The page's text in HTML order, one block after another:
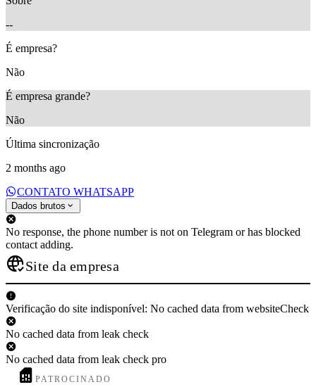
--
É empresa?
Não
É empresa grande?
Não
Última sincronização
2 months ago
CONTATO WHATSAPP
Dados brutos
No response, the phone number is not on Telegram or has blocked
contact adding.
Site da empresa
Verificação do site indisponível: No cached data from websiteCheck
No cached data from leak check
No cached data from leak check pro
PATROCINADO